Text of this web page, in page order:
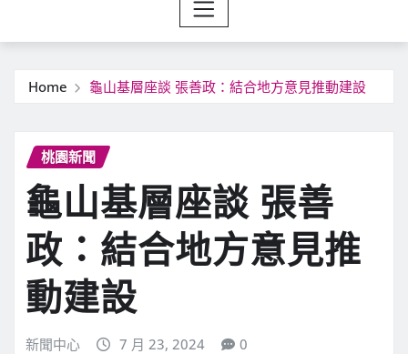
Home 龜山基層座談 張善政：結合地方意見推動建設
桃園新聞
龜山基層座談 張善
政：結合地方意見推
動建設
新聞中心 7 月 23, 2024 0